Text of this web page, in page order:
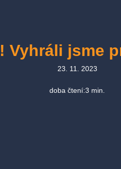
Vyhráli jsme
23. 11. 2023
doba čtení:3 min.